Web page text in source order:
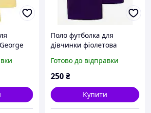
Поло футболка для
дівчинки фіолетова
Готово до відправки
250₴
Купити